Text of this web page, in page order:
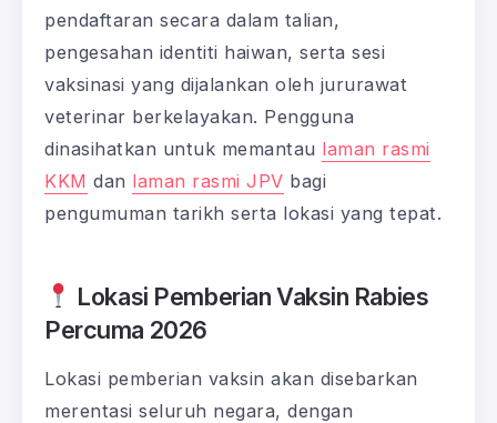
pendaftaran secara dalam talian,
pengesahan identiti haiwan, serta sesi
vaksinasi yang dijalankan oleh jururawat
veterinar berkelayakan. Pengguna
dinasihatkan untuk memantau laman rasmi
KKM dan laman rasmi JPV bagi
pengumuman tarikh serta lokasi yang tepat.
Lokasi Pemberian Vaksin Rabies
Percuma 2026
Lokasi pemberian vaksin akan disebarkan
merentasi seluruh negara, dengan